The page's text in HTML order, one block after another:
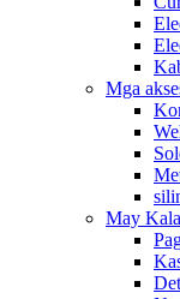
Mga
May